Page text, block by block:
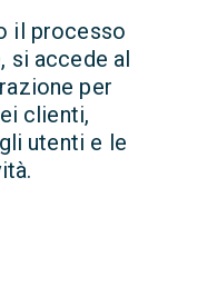
il processo
si accede al
per
clienti,
utenti e le